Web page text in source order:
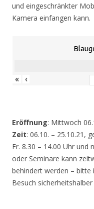
und eingeschränkter
Kamera einfangen kann.
« ‹
Eröffnung: Mittwoch
Zeit: 06.10. – 25.10.21,
Fr. 8.30 – 14.00 Uhr und
oder Seminare kann
behindert werden – bitte
Besuch sicherheitshalber